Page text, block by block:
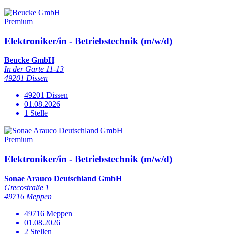
Premium
Elektroniker/in - Betriebstechnik (m/w/d)
Beucke GmbH
In der Garte 11-13
49201 Dissen
49201 Dissen
01.08.2026
1 Stelle
Premium
Elektroniker/in - Betriebstechnik (m/w/d)
Sonae Arauco Deutschland GmbH
Grecostraße 1
49716 Meppen
49716 Meppen
01.08.2026
2 Stellen